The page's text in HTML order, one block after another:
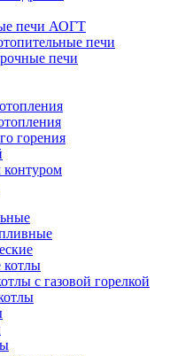
печи АОГТ
печи
печи
горения
с газовой горелкой